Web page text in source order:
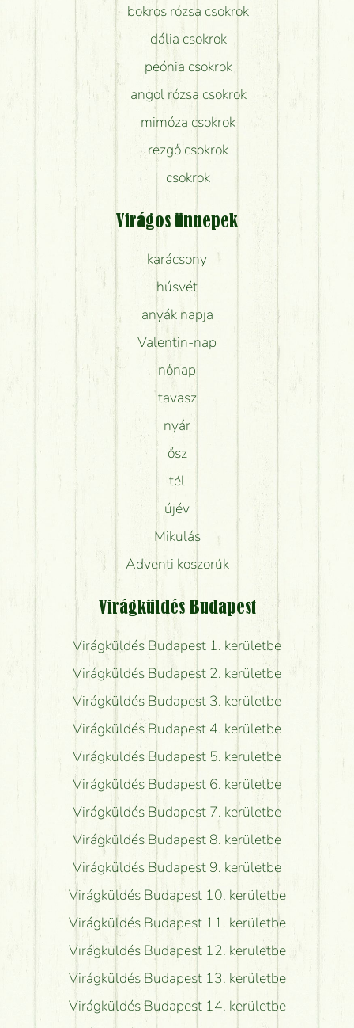
bokros rózsa csokrok
dália csokrok
peónia csokrok
angol rózsa csokrok
mimóza csokrok
rezgő csokrok
csokrok
Virágos ünnepek
karácsony
húsvét
anyák napja
Valentin-nap
nőnap
tavasz
nyár
ősz
tél
újév
Mikulás
Adventi koszorúk
Virágküldés Budapest
Virágküldés Budapest 1. kerületbe
Virágküldés Budapest 2. kerületbe
Virágküldés Budapest 3. kerületbe
Virágküldés Budapest 4. kerületbe
Virágküldés Budapest 5. kerületbe
Virágküldés Budapest 6. kerületbe
Virágküldés Budapest 7. kerületbe
Virágküldés Budapest 8. kerületbe
Virágküldés Budapest 9. kerületbe
Virágküldés Budapest 10. kerületbe
Virágküldés Budapest 11. kerületbe
Virágküldés Budapest 12. kerületbe
Virágküldés Budapest 13. kerületbe
Virágküldés Budapest 14. kerületbe